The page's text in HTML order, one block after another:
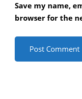
Save my name,
browser for the